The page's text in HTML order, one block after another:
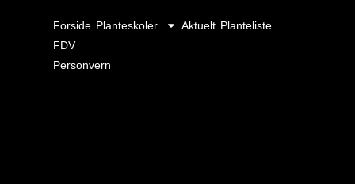
Forside Planteskoler Aktuelt Planteliste
FDV
Personvern